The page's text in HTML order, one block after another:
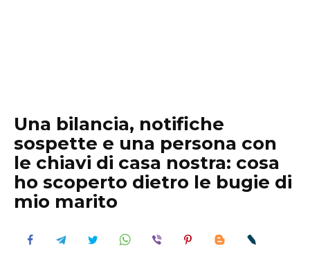
Una bilancia, notifiche
sospette e una persona con
le chiavi di casa nostra: cosa
ho scoperto dietro le bugie di
mio marito